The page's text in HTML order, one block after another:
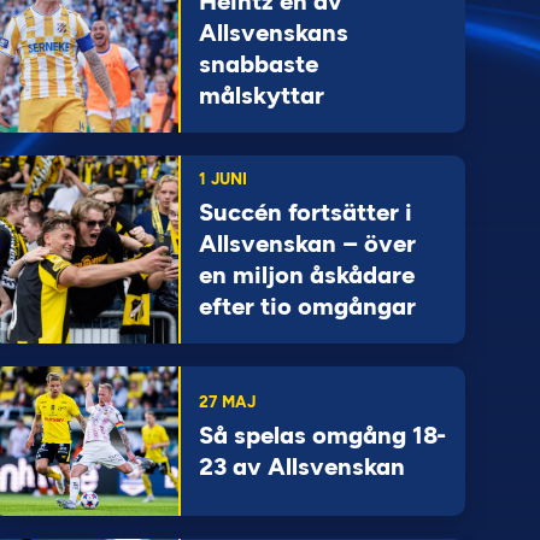
Allsvenskans
snabbaste
målskyttar
1 JUNI
Succén fortsätter i
Allsvenskan – över
en miljon åskådare
efter tio omgångar
27 MAJ
Så spelas omgång 18-
23 av Allsvenskan